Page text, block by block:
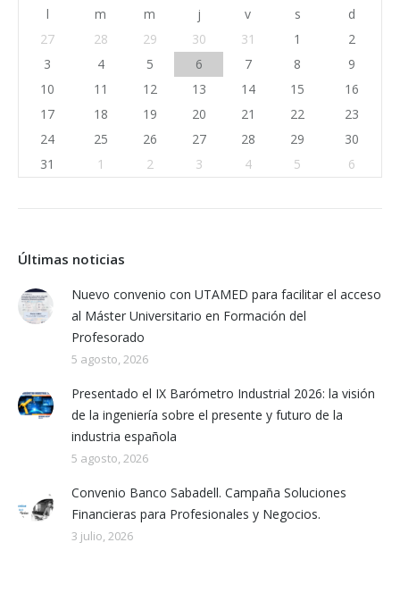
l m m j v s
d
27
28 29 30 31 1
2
3
4 5 6 7 8
9
10
11 12 13 14 15
16
17
18 19 20 21 22
23
24
25 26 27 28 29
30
31
1 2 3 4 5 6
Últimas noticias
Nuevo convenio con UTAMED para facilitar el acceso
al Máster Universitario en Formación del
Profesorado
5 agosto, 2026
Presentado el IX Barómetro Industrial 2026: la visión
de la ingeniería sobre el presente y futuro de la
industria española
5 agosto, 2026
Convenio Banco Sabadell. Campaña Soluciones
Financieras para Profesionales y Negocios.
3 julio, 2026